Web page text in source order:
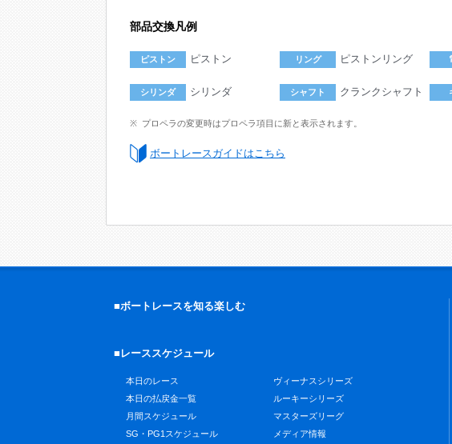
部品交換凡例
ピストン ピストン リング ピストンリング
シリンダ シリンダ シャフト クランクシャフト
プロペラの変更時はプロペラ項目に新と表示されます。
ボートレースガイドはこちら
■ボートレースを知る楽しむ
■レーススケジュール
本日のレース
本日の払戻金一覧
月間スケジュール
SG・PG1スケジュール
ヴィーナスシリーズ
ルーキーシリーズ
マスターズリーグ
メディア情報